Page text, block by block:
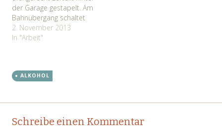
Beverstedt. Auf einer
schmalen Straße kommt
mir eine Radfahrerin mit
angebundenem Hund…
der Garage gestapelt. Am
Bahnübergang schaltet
sich alle 4 Minuten das
Rotlicht ein um
regelmäßig um 5-10
Mitternacht auf den
letzten Drücker. Hier auf
2. November 2013
In "Arbeit"
ALKOHOL
Post
Schreibe einen Kommentar